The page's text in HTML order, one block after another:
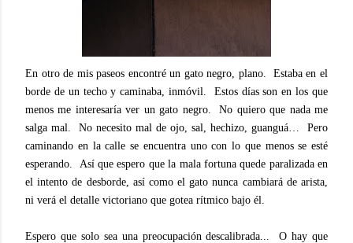
En otro de mis paseos encontré un gato negro, plano. Estaba en el
borde de un techo y caminaba, inmóvil. Estos días son en los que
menos me interesaría ver un gato negro. No quiero que nada me
salga mal. No necesito mal de ojo, sal, hechizo, guanguá… Pero
caminando en la calle se encuentra uno con lo que menos se esté
esperando. Así que espero que la mala fortuna quede paralizada en
el intento de desborde, así como el gato nunca cambiará de arista,
ni verá el detalle victoriano que gotea rítmico bajo él.
Espero que solo sea una preocupación descalibrada... O hay que